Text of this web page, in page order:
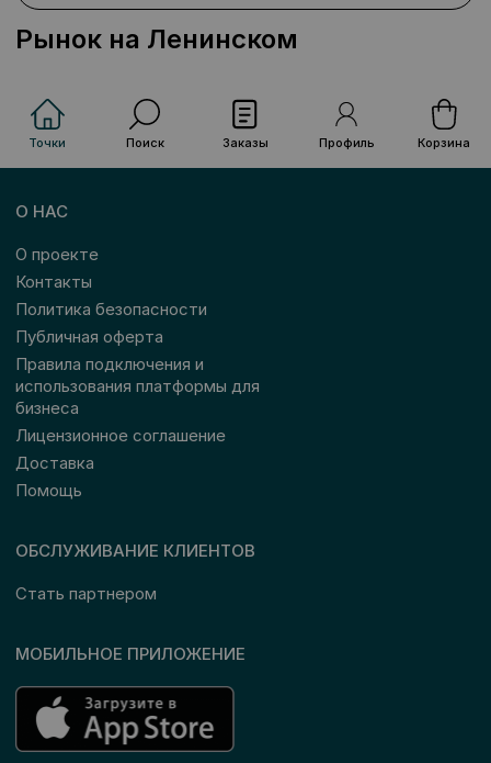
Точки Поиск Заказы Профиль Корзина
Рынок на Ленинском
О НАС
О проекте
Контакты
Политика безопасности
Публичная оферта
Правила подключения и
использования платформы для
бизнеса
Лицензионное соглашение
Доставка
Помощь
ОБСЛУЖИВАНИЕ КЛИЕНТОВ
Стать партнером
МОБИЛЬНОЕ ПРИЛОЖЕНИЕ